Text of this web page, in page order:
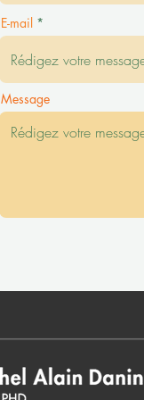
E-mail
Message